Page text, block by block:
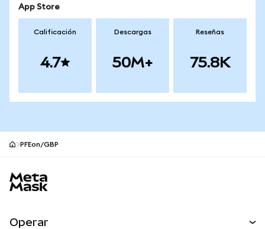
App Store
Calificación
4.7
Descargas
50M+
Reseñas
75.8K
PFEon/GBP
Operar